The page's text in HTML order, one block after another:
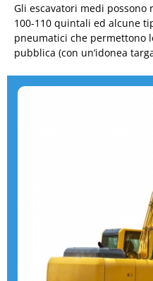
Gli escavatori medi
100-110 quintali ed alcune
pneumatici che permettono
pubblica (con un’idonea